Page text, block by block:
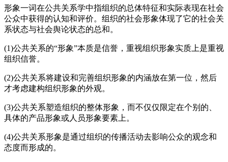
形象一词在公共关系学中指组织的总体特征和实际表现在社会
公众中获得的认知和评价。组织的社会形象体现了它的社会关
系状态与社会舆论状态的总和。
(1)公共关系的“形象”本质是信誉，重视组织形象实质上是重视
组织信誉。
(2)公共关系将建设和完善组织形象的内涵放在第一位，然后
才考虑建构组织形象的外观。
(3)公共关系塑造组织的整体形象，而不仅仅限定在个别的、
具体的产品形象或人员形象要素上。
(4)公共关系形象是通过组织的传播活动去影响公众的观念和
态度而形成的。